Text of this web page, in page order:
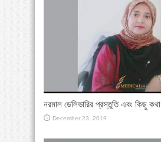
নরমাল ডেলিভারির প্রস্তুতি এবং কিছু কথা
December 23, 2019